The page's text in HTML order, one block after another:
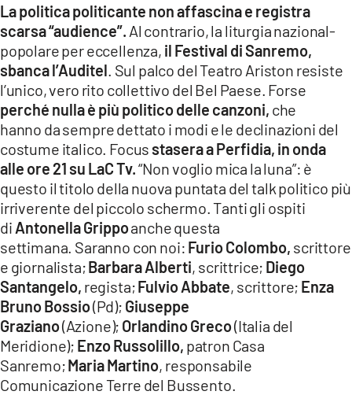
ILREGGINO.IT
COSENZACHANNEL.IT
ILVIBONESE.IT
CATANZAROCHANNEL.IT
LACAPITALENEWS.IT
App
ANDROID
APPLE
La politica politicante non affascina e registra
scarsa “audience”. Al contrario, la liturgia nazional-
popolare per eccellenza, il Festival di Sanremo,
sbanca l’Auditel . Sul palco del Teatro Ariston resiste
l’unico, vero rito collettivo del Bel Paese. Forse
perché nulla è più politico delle canzoni, che
hanno da sempre dettato i modi e le declinazioni del
costume italico. Focus stasera a Perfidia, in onda
alle ore 21 su LaC Tv.“Non voglio mica la luna”: è
questo il titolo della nuova puntata del talk politico più
irriverente del piccolo schermo. Tanti gli ospiti
di Antonella Grippoanche questa
settimana. Saranno con noi: Furio Colombo, scrittore
e giornalista;Barbara Alberti, scrittrice; Diego
Santangelo, regista;Fulvio Abbate, scrittore; Enza
Bruno Bossio(Pd); Giuseppe
Graziano(Azione); Orlandino Greco(Italia del
Meridione); Enzo Russolillo, patron Casa
Sanremo;Maria Martino, responsabile
Comunicazione Terre del Bussento.